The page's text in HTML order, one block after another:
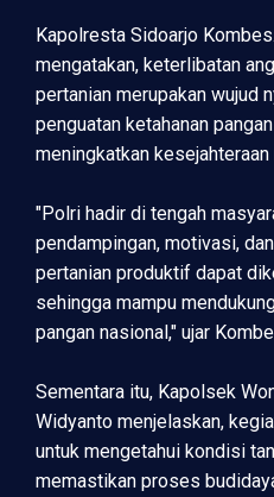
Kapolresta Sidoarjo
mengatakan, keterlibatan
pertanian merupakan wujud
penguatan ketahanan
meningkatkan kesejahteraan
"Polri hadir di tengah
pendampingan, motivasi,
pertanian produktif dapat
sehingga mampu
pangan nasional," ujar
Sementara itu, Kapolsek
Widyanto menjelaskan,
untuk mengetahui kondisi
memastikan proses